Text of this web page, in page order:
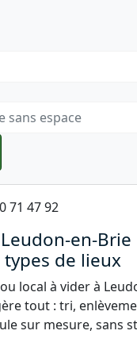
71 47 92
en-Brie
de lieux
local à vider à
tout : tri,
sur mesure, sans